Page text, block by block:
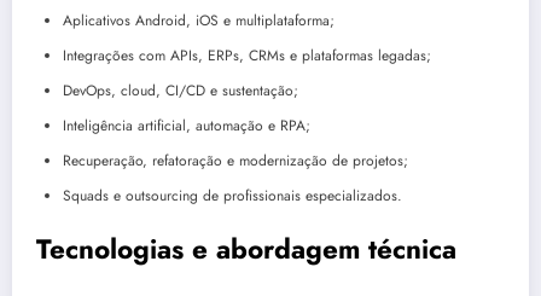
Aplicativos Android, iOS e multiplataforma;
Integrações com APIs, ERPs, CRMs e plataformas legadas;
DevOps, cloud, CI/CD e sustentação;
Inteligência artificial, automação e RPA;
Recuperação, refatoração e modernização de projetos;
Squads e outsourcing de profissionais especializados.
Tecnologias e abordagem técnica